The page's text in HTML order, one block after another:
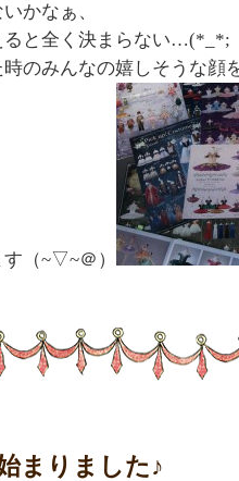
かなぁ、
ると全く決まらない…(*_*;
のみんなの嬉しそうな顔
（~▽~＠）
まりました♪